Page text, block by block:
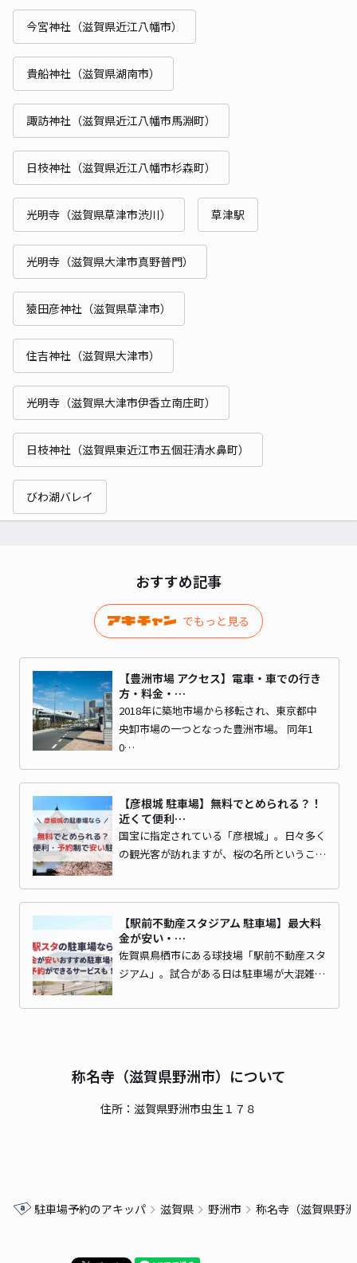
今宮神社（滋賀県近江八幡市）
貴船神社（滋賀県湖南市）
諏訪神社（滋賀県近江八幡市馬淵町）
日枝神社（滋賀県近江八幡市杉森町）
光明寺（滋賀県草津市渋川） 草津駅
光明寺（滋賀県大津市真野普門）
猿田彦神社（滋賀県草津市）
住吉神社（滋賀県大津市）
光明寺（滋賀県大津市伊香立南庄町）
日枝神社（滋賀県東近江市五個荘清水鼻町）
びわ湖バレイ
おすすめ記事
でもっと見る
【豊洲市場 アクセス】電車・車での行き
方・料金・…
2018年に築地市場から移転され、東京都中
央卸市場の一つとなった豊洲市場。 同年1
0…
【彦根城 駐車場】無料でとめられる？！
近くて便利…
国宝に指定されている「彦根城」。日々多く
の観光客が訪れますが、桜の名所というこ…
【駅前不動産スタジアム 駐車場】最大料
金が安い・…
佐賀県鳥栖市にある球技場「駅前不動産スタ
ジアム」。試合がある日は駐車場が大混雑…
称名寺（滋賀県野洲市）について
住所：滋賀県野洲市虫生１７８
駐車場予約のアキッパ 滋賀県 野洲市 称名寺（滋賀県野